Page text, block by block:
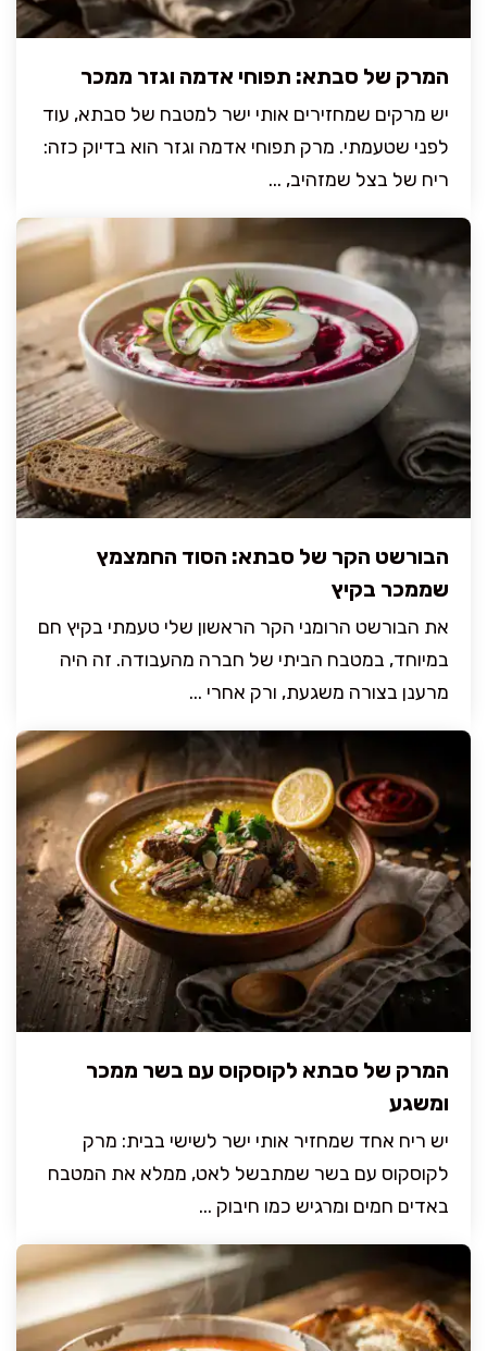
המרק של סבתא: תפוחי אדמה וגזר ממכר
יש מרקים שמחזירים אותי ישר למטבח של סבתא, עוד
לפני שטעמתי. מרק תפוחי אדמה וגזר הוא בדיוק כזה:
ריח של בצל שמזהיב, ...
הבורשט הקר של סבתא: הסוד החמצמץ
שממכר בקיץ
את הבורשט הרומני הקר הראשון שלי טעמתי בקיץ חם
במיוחד, במטבח הביתי של חברה מהעבודה. זה היה
מרענן בצורה משגעת, ורק אחרי ...
המרק של סבתא לקוסקוס עם בשר ממכר
ומשגע
יש ריח אחד שמחזיר אותי ישר לשישי בבית: מרק
לקוסקוס עם בשר שמתבשל לאט, ממלא את המטבח
באדים חמים ומרגיש כמו חיבוק ...